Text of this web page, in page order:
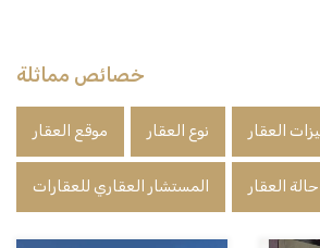
خصائص مماثلة
العقار نوع العقار موقع العقار
حالة العقار المستشار العقاري للعقارات